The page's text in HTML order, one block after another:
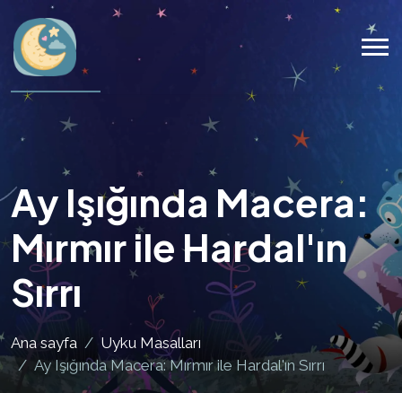
Ay Işığında Macera:
Mırmır ile Hardal'ın
Sırrı
Ana sayfa
Uyku Masalları
Ay Işığında Macera: Mırmır ile Hardal'ın Sırrı